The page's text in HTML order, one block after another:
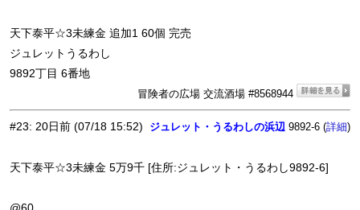
天下泰平☆3未練金 追加1 60個 完売
ジュレットうるわし
9892丁目 6番地
冒険者の広場 交流酒場 #8568944
#23: 20日前 (07/18 15:52) ジュレット・うるわしの浜辺 9892-6 (詳細)
天下泰平☆3未練金 5万9千 [住所:ジュレット・うるわし9892-6]